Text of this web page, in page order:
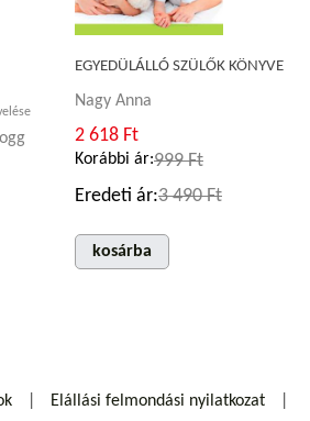
EGYEDÜLÁLLÓ SZÜLŐK KÖNYVE
Nagy Anna
2 618 Ft
Korábbi ár:999 Ft
Eredeti ár:3 490 Ft
kosárba
Elállási felmondási nyilatkozat